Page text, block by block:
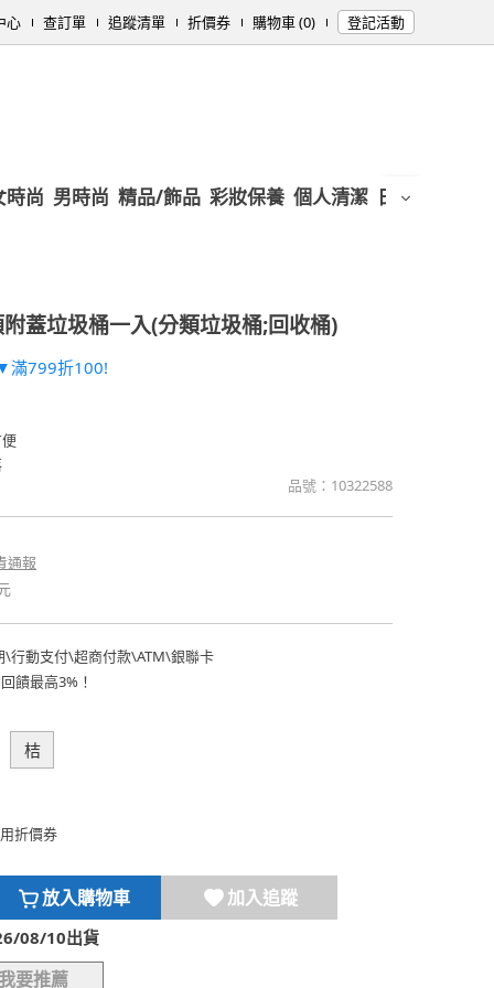
心 查訂單 追蹤清單 折價券 購物車 (0) 登記活動
時尚 男時尚 精品/飾品 彩妝保養 個人清潔 日用/紙品
蓋垃圾桶一入(分類垃圾桶;回收桶)
滿799折100!
品號： 10322588
通報
\行動支付\超商付款\ATM\銀聯卡
饋最高3%！
桔
折價券
放入購物車 加入追蹤
08/10出貨
要推薦